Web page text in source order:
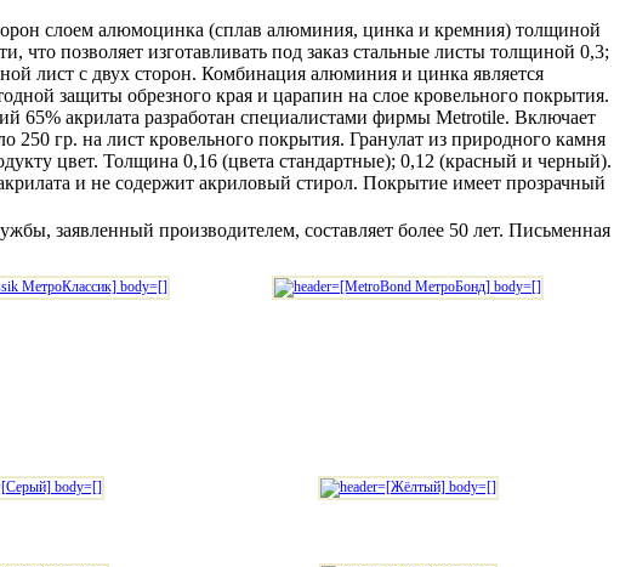
слоем алюмоцинка (сплав алюминия, цинка и кремния) толщиной
позволяет изготавливать под заказ стальные листы толщиной 0,3;
лист с двух сторон. Комбинация алюминия и цинка является
защиты обрезного края и царапин на слое кровельного покрытия.
65% акрилата разработан специалистами фирмы Metrotile. Включает
250 гр. на лист кровельного покрытия. Гранулат из природного камня
цвет. Толщина 0,16 (цвета стандартные); 0,12 (красный и черный).
и не содержит акриловый стирол. Покрытие имеет прозрачный
заявленный производителем, составляет более 50 лет. Письменная